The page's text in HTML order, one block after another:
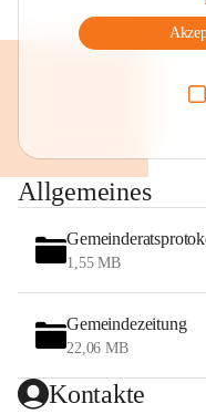
Allgemeines
1,55 MB
Gemeindezeitung
22,06 MB
Kontakte